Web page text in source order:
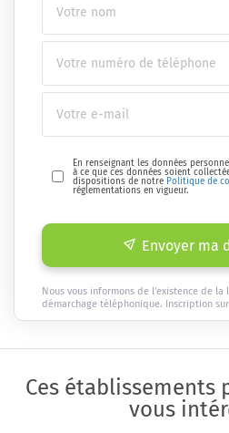
En renseignant les données
à ce que ces données soient
dispositions de notre Politique de
réglementations en vigueur.
Envoyer ma
Nous vous informons de l'existence de
démarchage téléphonique. Inscription sur
Ces établissements
vous